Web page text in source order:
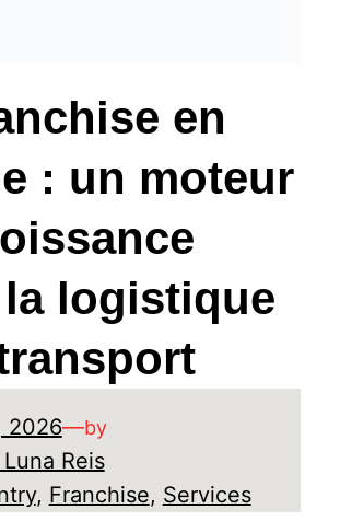
en
: un moteur
logistique
2026—by
Reis
, Franchise, Services